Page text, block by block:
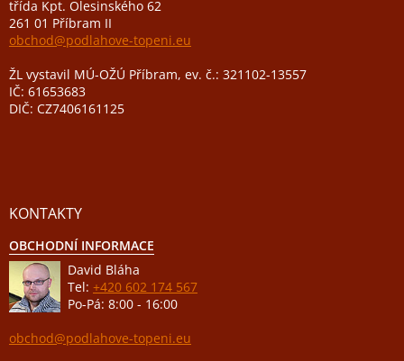
třída Kpt. Olesinského 62
261 01 Příbram II
obchod@podlahove-topeni.eu
ŽL vystavil MÚ-OŽÚ Příbram, ev. č.: 321102-13557
IČ: 61653683
DIČ: CZ7406161125
KONTAKTY
OBCHODNÍ INFORMACE
David Bláha
Tel: +420 602 174 567
Po-Pá: 8:00 - 16:00
obchod@podlahove-topeni.eu